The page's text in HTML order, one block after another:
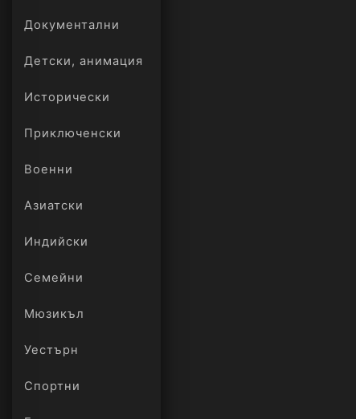
Документални
Детски, анимация
Исторически
Приключенски
Военни
Азиатски
Индийски
Семейни
Мюзикъл
Уестърн
Спортни